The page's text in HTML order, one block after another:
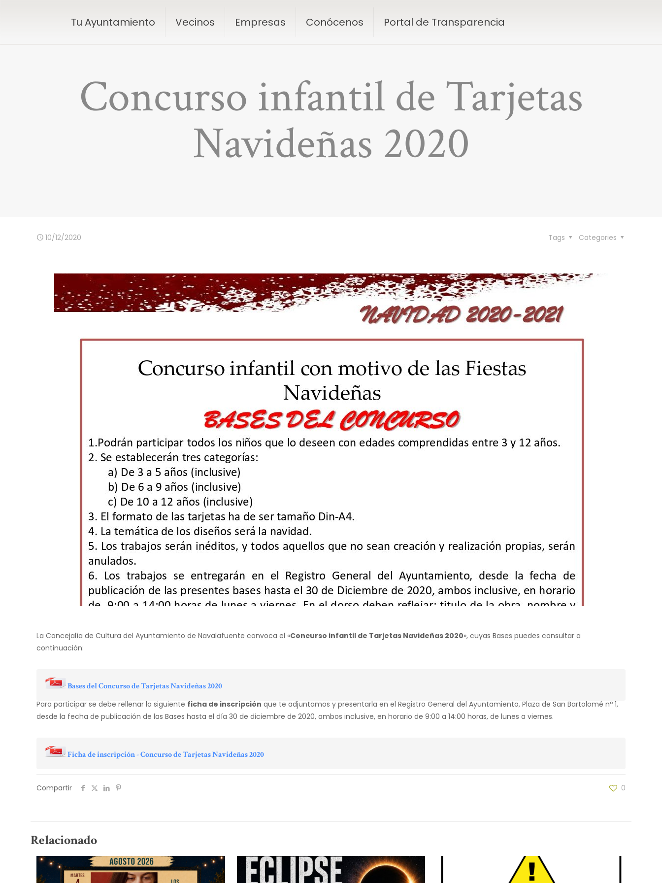
Tu Ayuntamiento Vecinos Empresas Conócenos Portal de Transparencia
Concurso infantil de Tarjetas
Navideñas 2020
10/12/2020 Categories
Tags
La Concejalía de Cultura del Ayuntamiento de Navalafuente convoca el «Concurso infantil de Tarjetas Navideñas 2020», cuyas Bases puedes consultar a
continuación:
Bases del Concurso de Tarjetas Navideñas 2020
Para participar se debe rellenar la siguiente ficha de inscripción que te adjuntamos y presentarla en el Registro General del Ayuntamiento, Plaza de San Bartolomé nº 1,
desde la fecha de publicación de las Bases hasta el día 30 de diciembre de 2020, ambos inclusive, en horario de 9:00 a 14:00 horas, de lunes a viernes.
Ficha de inscripción - Concurso de Tarjetas Navideñas 2020
Compartir 0
Relacionado